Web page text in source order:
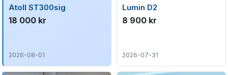
Atoll ST300sig
18 000 kr
2026-08-01
Lumin D2
8 900 kr
2026-07-31